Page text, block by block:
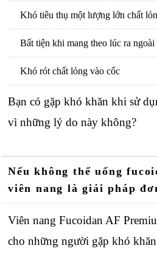
Khó tiêu thụ một lượng lớn chất
Bất tiện khi mang theo lúc ra ngoài
Khó rót chất lỏng vào cốc
Bạn có gặp khó khăn khi sử
vì những lý do này không?
Nếu không thể uống
viên nang là giải pháp
Viên nang Fucoidan AF
cho những người gặp khó